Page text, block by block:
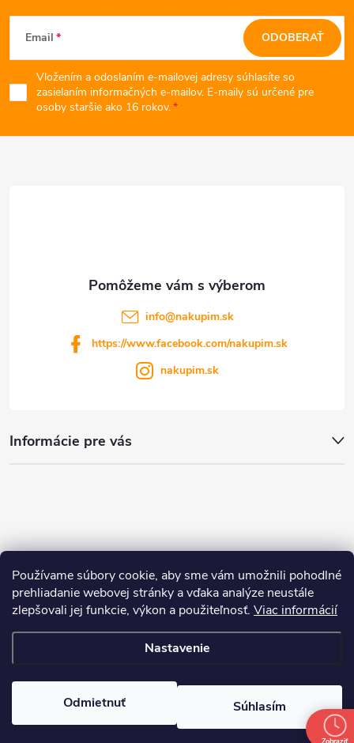
Používame súbory cookie, aby sme vám umožnili pohodlné
prehliadanie webovej stránky a vďaka analýze neustále
zlepšovali jej funkcie, výkon a použiteľnosť. Viac informácií
Nastavenie
Odmietnuť Súhlasím
Z
á
p
ä
Email
Vložením a odoslaním e-mailovej adresy súhlasíte so
zasielaním informačných e-mailov. E-maily sú určené pre
osoby staršie ako 16 rokov.
ODOBERAŤ
Informácie pre vás
info@nakupim.sk
https://www.facebook.com/nakupim.sk
nakupim.sk
Copyright 2026
cookies